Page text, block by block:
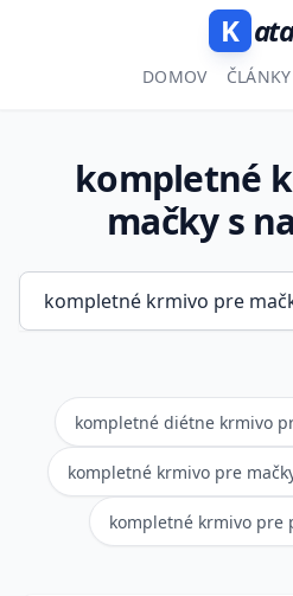
K
DOMOV ČLÁNKY
kompletné
mačky s
kompletné diétne krmivo
kompletné krmivo pre
kompletné krmivo pre